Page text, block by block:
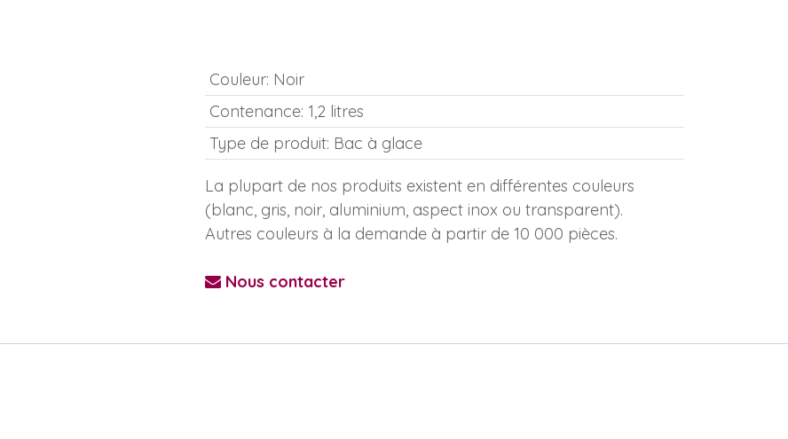
Couleur: Noir
Contenance: 1,2 litres
Type de produit: Bac à glace
La plupart de nos produits existent en différentes couleurs
(blanc, gris, noir, aluminium, aspect inox ou transparent).
Autres couleurs à la demande à partir de 10 000 pièces.
Nous contacter